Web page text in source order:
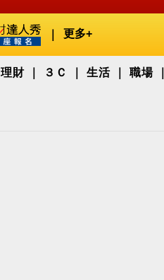
更多+
理財 ３Ｃ 生活 職場